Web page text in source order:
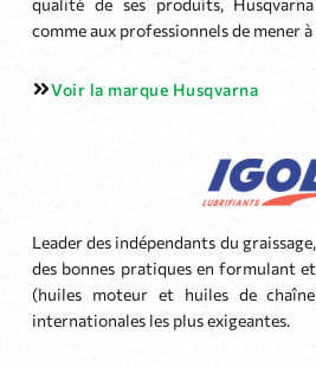
comme aux professionnels de mener
Voir la marque Husqvarna
Leader des indépendants du
des bonnes pratiques en formulant
(huiles moteur et huiles de
internationales les plus exigeantes.